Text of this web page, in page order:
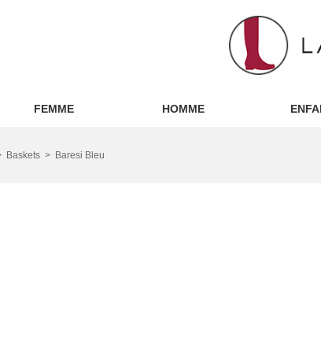
FEMME HOMME
Baskets Baresi Bleu